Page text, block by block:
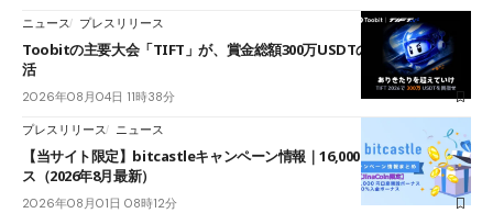
ニュース プレスリリース
Toobitの主要大会「TIFT」が、賞金総額300万USDTのレースとして復
活
2026年08月04日 11時38分
プレスリリース ニュース
【当サイト限定】bitcastleキャンペーン情報｜16,000円口座開設ボーナ
ス（2026年8月最新）
2026年08月01日 08時12分